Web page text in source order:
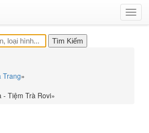
Trang»
- Tiệm Trà Rovi»